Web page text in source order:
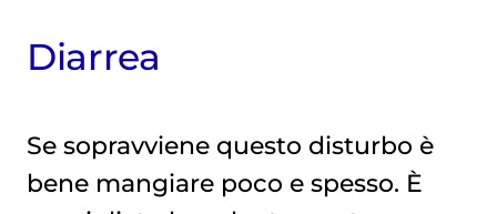
Diarrea
Se sopravviene questo disturbo è
bene mangiare poco e spesso. È